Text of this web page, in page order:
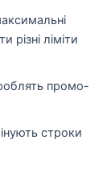
різні ліміти
промо-
строки